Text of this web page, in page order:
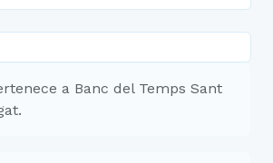
a Banc del Temps Sant